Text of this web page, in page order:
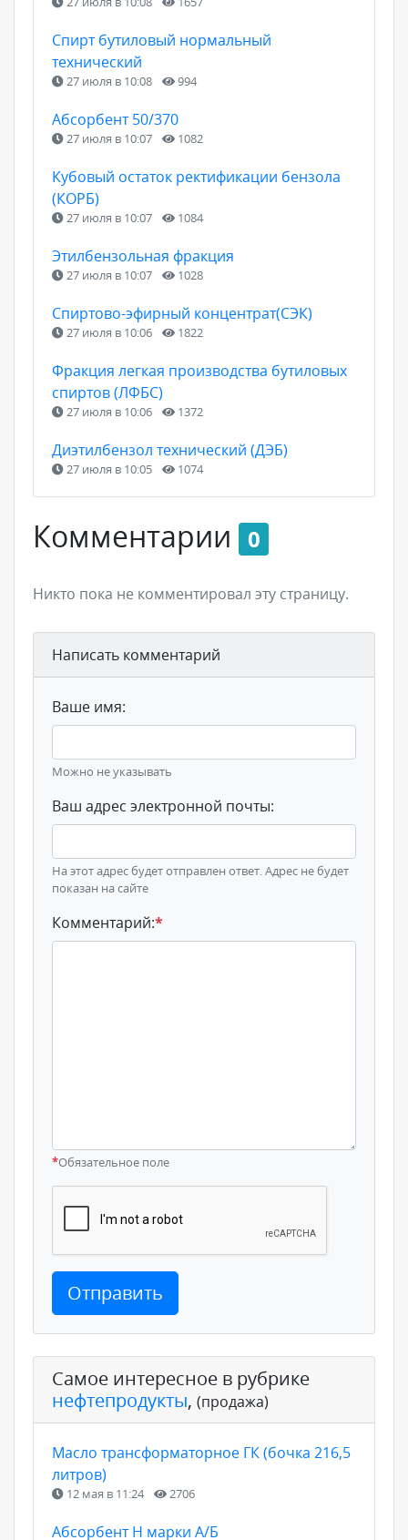
Спирт бутиловый нормальный
технический
27 июля в 10:08 994
Абсорбент 50/370
27 июля в 10:07 1082
Кубовый остаток ректификации бензола
(КОРБ)
27 июля в 10:07 1084
Этилбензольная фракция
27 июля в 10:07 1028
Спиртово-эфирный концентрат(СЭК)
27 июля в 10:06 1822
Фракция легкая производства бутиловых
спиртов (ЛФБС)
27 июля в 10:06 1372
Диэтилбензол технический (ДЭБ)
27 июля в 10:05 1074
Комментарии 0
Никто пока не комментировал эту страницу.
Написать комментарий
Ваше имя:
Можно не указывать
Ваш адрес электронной почты:
На этот адрес будет отправлен ответ. Адрес не будет
показан на сайте
Комментарий:*
*Обязательное поле
Отправить
Самое интересное в рубрике
нефтепродукты, (продажа)
Масло трансформаторное ГК (бочка 216,5
литров)
12 мая в 11:24 2706
Абсорбент Н марки А/Б